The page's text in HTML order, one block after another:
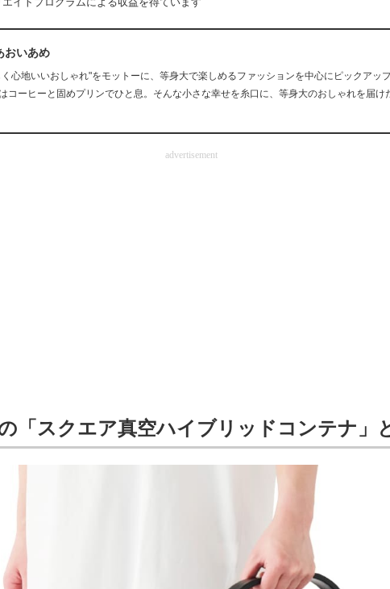
おいあめ
心地いいおしゃれ"をモットーに、等身大で楽しめるファッションを中心にピックアッ
コーヒーと固めプリンでひと息。そんな小さな幸せを糸口に、等身大のおしゃれを届け
advertisement
「スクエア真空ハイブリッドコンテナ」